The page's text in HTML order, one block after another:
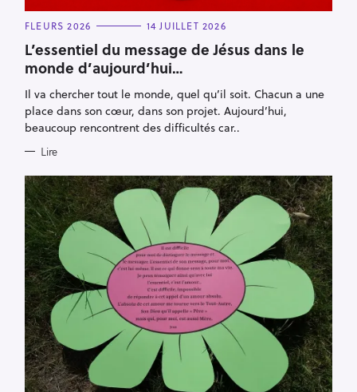
C
T
E
G
O
R
I
E
S
FLEURS 2026 14 JUILLET 2026
L’essentiel du message de Jésus dans le
monde d’aujourd’hui…
Il va chercher tout le monde, quel qu’il soit. Chacun a une
place dans son cœur, dans son projet. Aujourd’hui,
beaucoup rencontrent des difficultés car..
Lire